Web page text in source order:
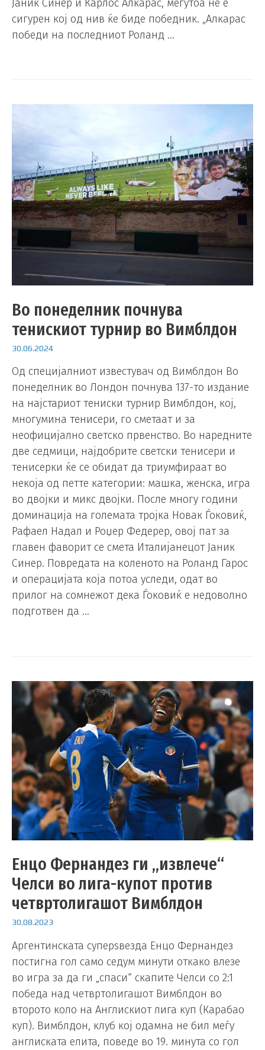
Јаник Синер и Карлос Алкарас, меѓутоа не е
сигурен кој од нив ќе биде победник. „Алкарас
победи на последниот Роланд …
Во понеделник почнува
тенискиот турнир во Вимблдон
30.06.2024
Од специјалниот известувач од Вимблдон Во
понеделник во Лондон почнува 137-то издание
на најстариот тениски турнир Вимблдон, кој,
многумина тенисери, го сметаат и за
неофицијално светско првенство. Во наредните
две седмици, најдобрите светски тенисери и
тенисерки ќе се обидат да триумфираат во
некоја од петте категории: машка, женска, игра
во двојки и микс двојки. После многу години
доминација на големата тројка Новак Ѓоковиќ,
Рафаел Надал и Роџер Федерер, овој пат за
главен фаворит се смета Италијанецот Јаник
Синер. Повредата на коленото на Роланд Гарос
и операцијата која потоа уследи, одат во
прилог на сомнежот дека Ѓоковиќ е недоволно
подготвен да …
Енцо Фернандез ги „извлече“
Челси во лига-купот против
четвртолигашот Вимблдон
30.08.2023
Аргентинската суперѕвезда Енцо Фернандез
постигна гол само седум минути откако влезе
во игра за да ги „спаси“ скапите Челси со 2:1
победа над четвртолигашот Вимблдон во
второто коло на Англискиот лига куп (Карабао
куп). Вимблдон, клуб кој одамна не бил меѓу
англиската елита, поведе во 19. минута со гол